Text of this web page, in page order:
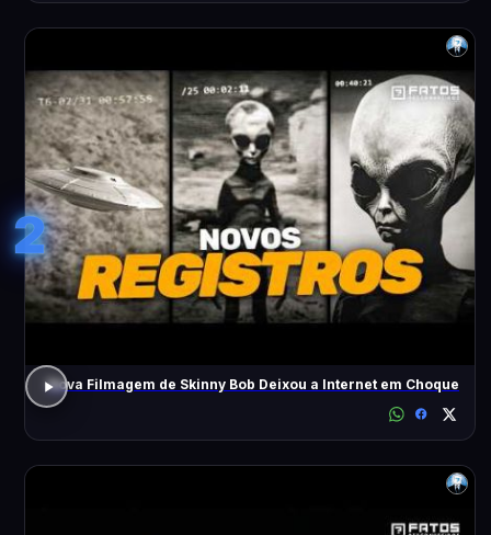
2
Nova Filmagem de Skinny Bob Deixou a Internet em Choque